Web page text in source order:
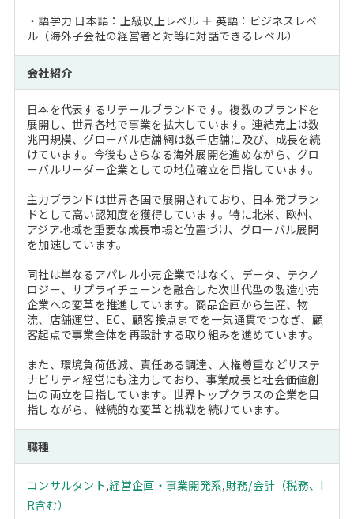
・語学力 日本語：上級以上レベル ＋ 英語：ビジネスレベ
ル（海外子会社の経営者と対等に対話できるレベル）
会社紹介
日本を代表するリテールブランドです。複数のブランドを
展開し、世界各地で事業を拡大しています。連結売上は数
兆円規模、グローバル店舗網は数千店舗に及び、成長を続
けています。今後もさらなる海外展開を進めながら、グロ
ーバルリーダー企業としての地位確立を目指しています。
主力ブランドは世界各国で展開されており、日本発ブラン
ドとして高い認知度を獲得しています。特に北米、欧州、
アジア地域を重要な成長市場と位置づけ、グローバル展開
を加速しています。
同社は単なるアパレル小売企業ではなく、データ、テクノ
ロジー、サプライチェーンを融合した次世代型の製造小売
企業への変革を推進しています。商品企画から生産、物
流、店舗運営、EC、顧客接点までを一気通貫でつなぎ、顧
客起点で事業全体を再設計する取り組みを進めています。
また、環境負荷低減、責任ある調達、人権尊重などサステ
ナビリティ経営にも注力しており、事業成長と社会価値創
出の両立を目指しています。世界トップクラスの企業を目
指しながら、継続的な変革と挑戦を続けています。
職種
コンサルタント,経営企画・事業開発系,財務/会計（税務、I
R含む）